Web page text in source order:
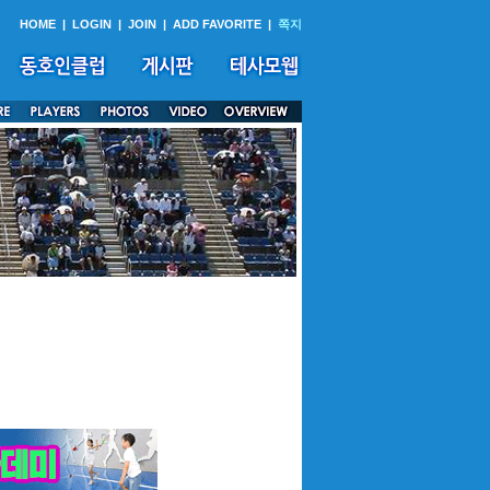
HOME | LOGIN | JOIN | ADD FAVORITE | 쪽지